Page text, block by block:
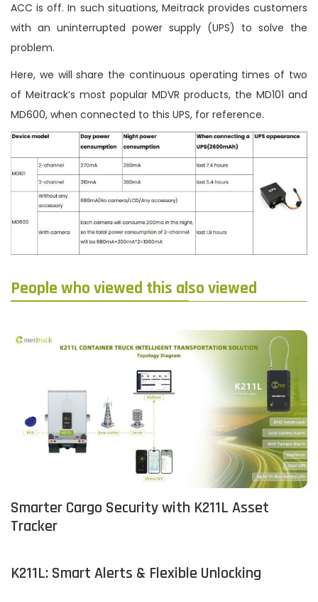
ACC is off. In such situations, Meitrack provides customers
with an uninterrupted power supply (UPS) to solve the
problem.
Here, we will share the continuous operating times of two
of Meitrack’s most popular MDVR products, the MD101 and
MD600, when connected to this UPS, for reference.
People who viewed this also viewed
Smarter Cargo Security with K211L Asset
Tracker
K211L: Smart Alerts & Flexible Unlocking